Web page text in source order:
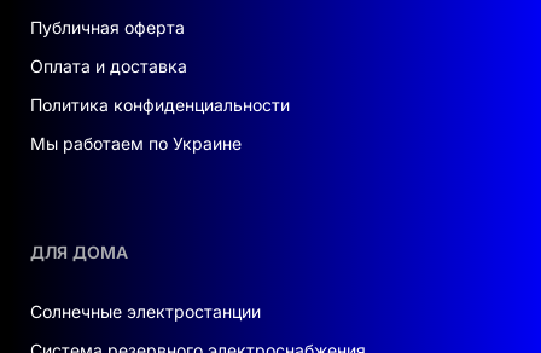
Публичная оферта
Оплата и доставка
Политика конфиденциальности
Мы работаем по Украине
ДЛЯ ДОМА
Солнечные электростанции